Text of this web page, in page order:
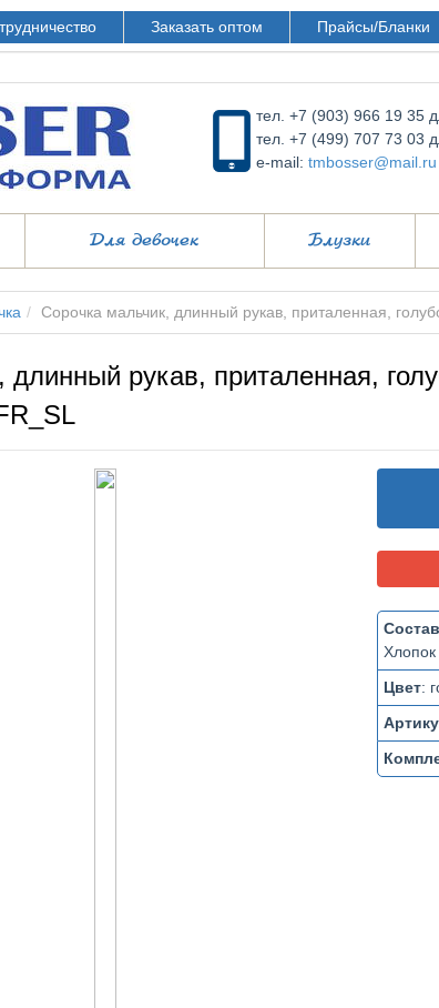
Заказать оптом Прайсы/Бланки
тел. +7 (903) 966 19 35
тел. +7 (499) 707 73 03
e-mail: tmbosser@mail.ru
Для девочек Блузки
Сорочка мальчик, длинный рукав, приталенная,
рукав, приталенная,
Цвет: